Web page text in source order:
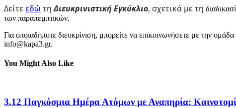
Δείτεεδώ τηΔιευκρινιστική Εγκύκλιο, σχετικά με τη
των παραπεμπτικών.
Για οποιαδήποτε διευκρίνιση, μπορείτε να επικοινωνήσετε με την
info@kapa3.gr.
You Might Also Like
3.12 Παγκόσμια Ημέρα Ατόμων με Αναπηρία: